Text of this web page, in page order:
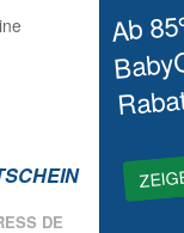
Ab
DE